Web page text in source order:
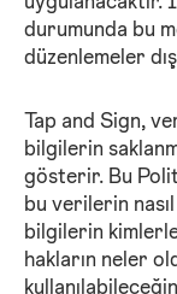
durumunda bu
düzenlemeler
Tap and Sign,
bilgilerin
gösterir. Bu
bu verilerin
bilgilerin
hakların neler